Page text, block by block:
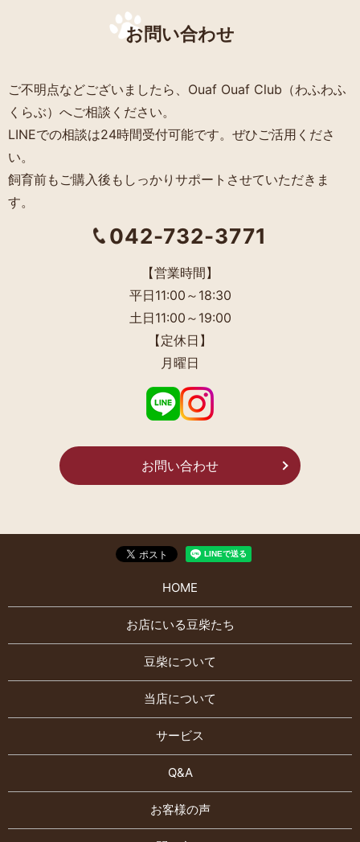
お問い合わせ
ご不明点などございましたら、Ouaf Ouaf Club（わふわふ
くらぶ）へご相談ください。
LINEでの相談は24時間受付可能です。ぜひご活用くださ
い。
飼育前もご購入後もしっかりサポートさせていただきま
す。
042-732-3771
【営業時間】
平日11:00～18:30
土日11:00～19:00
【定休日】
月曜日
お問い合わせ
HOME
お店にいる豆柴たち
豆柴について
当店について
サービス
Q&A
お客様の声